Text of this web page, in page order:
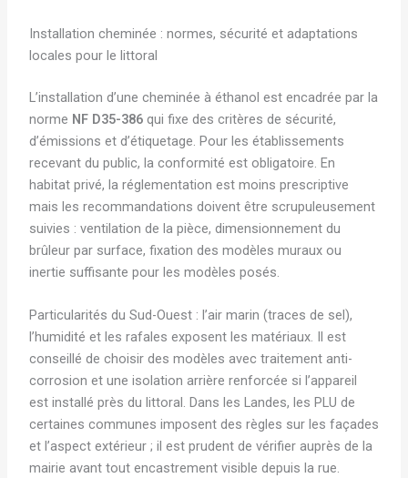
Installation cheminée : normes, sécurité et adaptations
locales pour le littoral
L’installation d’une cheminée à éthanol est encadrée par la
norme NF D35-386qui fixe des critères de sécurité,
d’émissions et d’étiquetage. Pour les établissements
recevant du public, la conformité est obligatoire. En
habitat privé, la réglementation est moins prescriptive
mais les recommandations doivent être scrupuleusement
suivies : ventilation de la pièce, dimensionnement du
brûleur par surface, fixation des modèles muraux ou
inertie suffisante pour les modèles posés.
Particularités du Sud-Ouest : l’air marin (traces de sel),
l’humidité et les rafales exposent les matériaux. Il est
conseillé de choisir des modèles avec traitement anti-
corrosion et une isolation arrière renforcée si l’appareil
est installé près du littoral. Dans les Landes, les PLU de
certaines communes imposent des règles sur les façades
et l’aspect extérieur ; il est prudent de vérifier auprès de la
mairie avant tout encastrement visible depuis la rue.